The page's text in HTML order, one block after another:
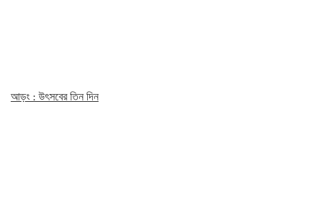
আড়ং : উৎসবের তিন দিন